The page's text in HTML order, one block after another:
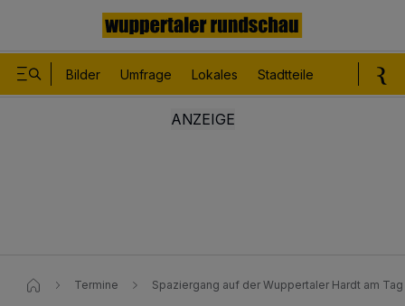
Bilder Umfrage Lokales Stadtteile
Termine Spaziergang auf der Wuppertaler Hardt am